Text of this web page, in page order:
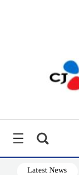
Latest News